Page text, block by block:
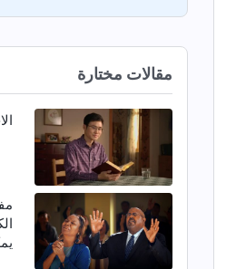
مقالات مختارة